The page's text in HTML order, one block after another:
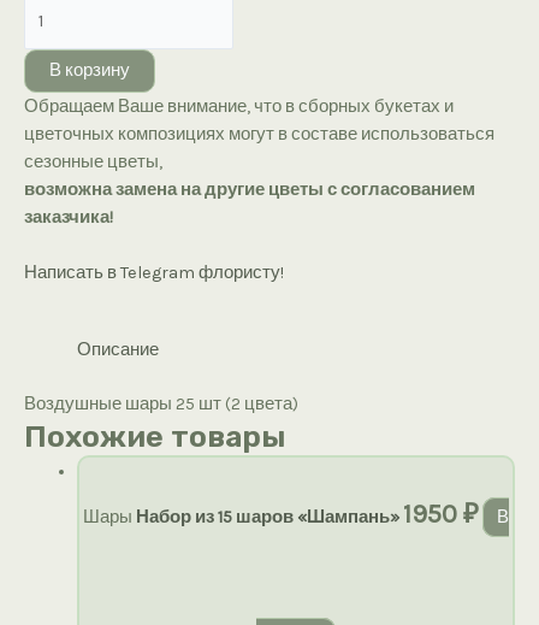
товара
Воздушные
шары
25
шт
(2
цвета)
В корзину
Обращаем Ваше внимание, что в сборных букетах и
цветочных композициях могут в составе использоваться
сезонные цветы,
возможна замена на другие цветы с согласованием
заказчика!
Написать в Telegram флористу!
Описание
Воздушные шары 25 шт (2 цвета)
Похожие товары
Шары Набор из 15 шаров «Шампань» 1950₽ В